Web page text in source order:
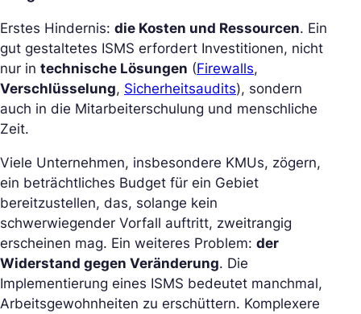
Erstes Hindernis: die Kosten und Ressourcen. Ein
gut gestaltetes ISMS erfordert Investitionen, nicht
nur in technische Lösungen (Firewalls,
Verschlüsselung, Sicherheitsaudits), sondern
auch in die Mitarbeiterschulung und menschliche
Zeit.
Viele Unternehmen, insbesondere KMUs, zögern,
ein beträchtliches Budget für ein Gebiet
bereitzustellen, das, solange kein
schwerwiegender Vorfall auftritt, zweitrangig
erscheinen mag. Ein weiteres Problem: der
Widerstand gegen Veränderung. Die
Implementierung eines ISMS bedeutet manchmal,
Arbeitsgewohnheiten zu erschüttern. Komplexere